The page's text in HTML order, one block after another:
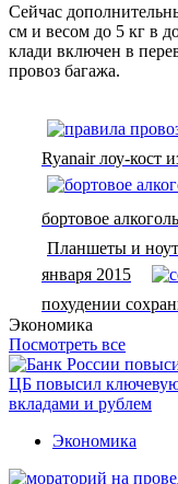
Сейчас
см и весом до 5 кг в
клади включен в
провоз багажа.
Ryanair лоу-кост
бортовое
Планшеты и
января 2015
похудении
Экономика
Посмотреть все
ЦБ повысил ключевую
вкладами и рублем
Экономика